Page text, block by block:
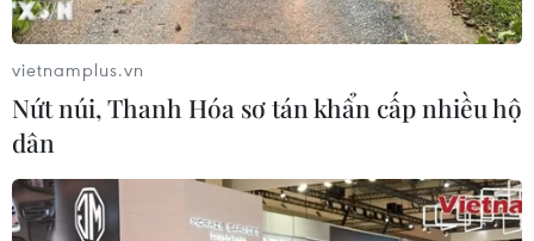
Dự án Sân bay Phú Quốc tăng tốc thi
công, sẽ cán mốc vận hành từ tháng
4/2027
08/08/2026 04:30
Tây Ninh ngăn chặn, xử lý nghiêm
vietnamplus.vn
Nứt núi, Thanh Hóa sơ tán khẩn cấp nhiều hộ
dân